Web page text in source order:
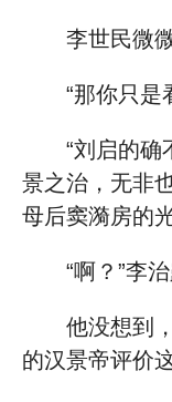
李世民微
“那你只是
“刘启的确
景之治，无非
母后窦漪房的
“啊？”李
他没想到
的汉景帝评价